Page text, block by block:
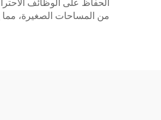
الحفاظ على الوظائف
من المساحات الصغيرة، مما